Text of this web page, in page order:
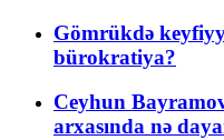
Gömrükdə
bürokratiya?
Ceyhun
arxasında nə